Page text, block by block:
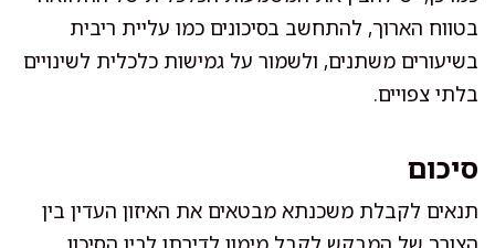
בטווח הארוך, להתחשב בסיכונים כמו עליית ריבית
בשיעורים משתנים, ולשמור על גמישות כלכלית לשינויים
בלתי צפויים.
סיכום
תנאים לקבלת משכנתא מבטאים את האיזון העדין בין